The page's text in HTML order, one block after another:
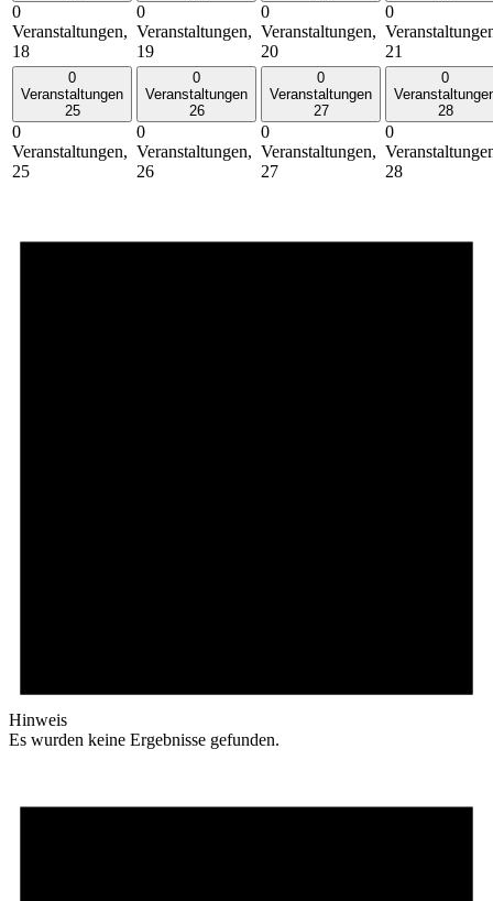
0
Veranstaltungen,
18
0
Veranstaltungen,
19
0
Veranstaltungen,
20
0
21
0
Veranstaltungen
25
0
Veranstaltungen,
25
0
Veranstaltungen
26
0
Veranstaltungen,
26
0
Veranstaltungen
27
0
Veranstaltungen,
27
0
28
0
28
Hinweis
Es wurden keine Ergebnisse gefunden.